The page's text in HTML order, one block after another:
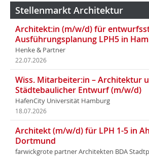
Stellenmarkt Architektur
Architekt:in (m/w/d) für
Ausführungsplanung LPH5 in
Henke & Partner
22.07.2026
Wiss. Mitarbeiter:in – Architektur
Städtebaulicher Entwurf (m/w/d)
HafenCity Universität Hamburg
18.07.2026
Architekt (m/w/d) für LPH 1-5 in
Dortmund
farwickgrote partner Architekten BDA